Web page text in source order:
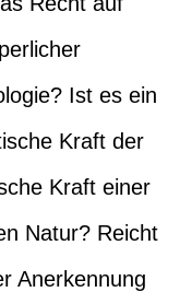
Ist es ein
Kraft der
Kraft einer
Natur? Reicht
Anerkennung